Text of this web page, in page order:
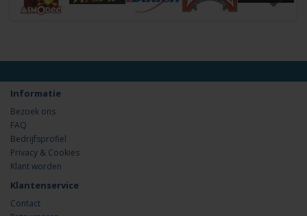
Informatie
Bezoek ons
FAQ
Bedrijfsprofiel
Privacy & Cookies
Klant worden
Klantenservice
Contact